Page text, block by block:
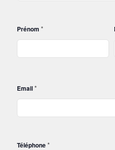
Prénom *
Email*
Téléphone*